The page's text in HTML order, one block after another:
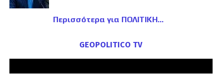
Περισσότερα για ΠΟΛΙΤΙΚΗ
GEOPOLITICO TV